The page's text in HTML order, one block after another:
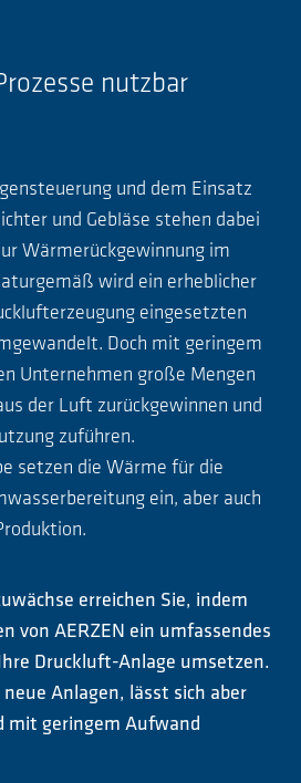
nutzbar
und dem Einsatz
und Gebläse stehen dabei
Wärmerückgewinnung im
wird ein erheblicher
eingesetzten
Doch mit geringem
Unternehmen große Mengen
der Luft zurückgewinnen und
zuführen.
setzen die Wärme für die
ein, aber auch
erreichen Sie, indem
von AERZEN ein umfassendes
Druckluft-Anlage umsetzen.
Anlagen, lässt sich aber
mit geringem Aufwand